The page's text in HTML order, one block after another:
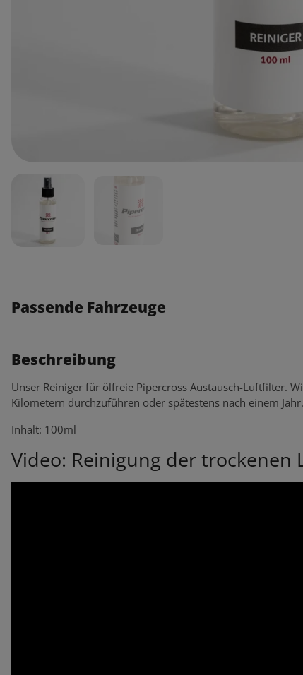
Passende Fahrzeuge
Beschreibung
Unser Reiniger für ölfreie Pipercross Austausch-Luftfilter.
Kilometern durchzuführen oder spätestens nach einem Jahr.
Inhalt: 100ml
Video: Reinigung der trockenen